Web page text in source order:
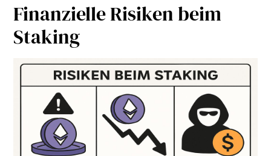
Finanzielle Risiken beim
Staking